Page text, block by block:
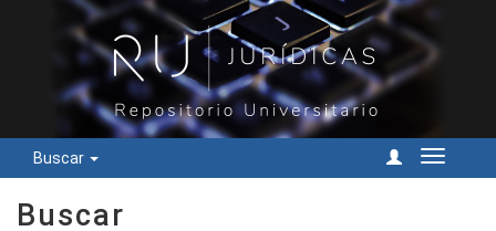
Buscar
Cambiar
Buscar